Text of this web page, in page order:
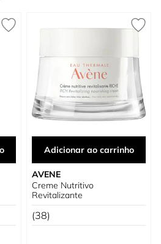
Adicionar ao carrinho
AVENE
Creme Nutritivo
Revitalizante
(38)